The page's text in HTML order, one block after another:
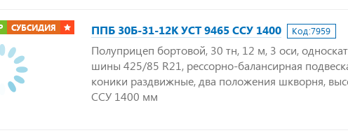
СУБСИДИЯ ППБ 30Б-31-12К УСТ 9465 ССУ 1400 Код:7959
Полуприцеп бортовой, 30 тн, 12 м, 3 оси,
шины 425/85 R21, рессорно-балансирная
коники раздвижные, два положения шкворня,
ССУ 1400 мм